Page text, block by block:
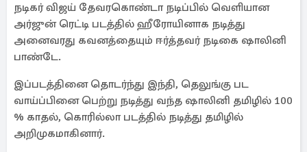
நடிகர் விஜய் தேவரகொண்டா நடிப்பில் வெளியான
அர்ஜுன் ரெட்டி படத்தில் ஹீரோயினாக நடித்து
அனைவரது கவனத்தையும் ஈர்த்தவர் நடிகை ஷாலினி
பாண்டே.
இப்படத்தினை தொடர்ந்து இந்தி, தெலுங்கு பட
வாய்ப்பினை பெற்று நடித்து வந்த ஷாலினி தமிழில் 100
% காதல், கொரில்லா படத்தில் நடித்து தமிழில்
அறிமுகமாகினார்.